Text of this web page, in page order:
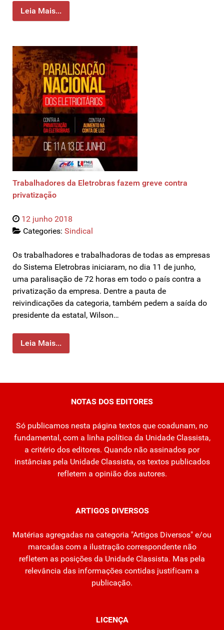
Leia Mais...
Trabalhadores da Eletrobras fazem greve contra
privatização
12 junho 2018
Categories: Sindical
Os trabalhadores e trabalhadoras de todas as empresas
do Sistema Eletrobras iniciaram, no dia 11 de junho,
uma paralisação de 72 horas em todo o país contra a
privatização da empresa. Dentre a pauta de
reivindicações da categoria, também pedem a saída do
presidente da estatal, Wilson…
Leia Mais...
NOTAS DOS EDITORES
Só publicamos nesta página textos que coadunam, no
fundamental, com a linha política da Unidade Classista,
a critério dos editores. Quando não assinados por
instâncias pela Unidade Classista, os textos publicados
refletem a opinião dos autores.
ARTIGOS DIVERSOS
Matérias agregadas na categoria "Artigos Diversos" e/ou
marcadas com a ilustração correspondente não
refletem as posições da Unidade Classista. Mas pela
relevância das informações contidas justificam a
publicação.
LICENÇA